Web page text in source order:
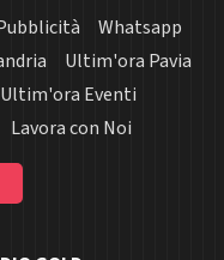
Whatsapp
Ultim'ora Pavia
Ultim'ora Eventi
Lavora con Noi